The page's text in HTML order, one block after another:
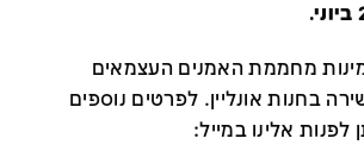
מחממת האמנים העצמאים
בחנות אונליין. לפרטים נוספים
לפנות אלינו במייל: